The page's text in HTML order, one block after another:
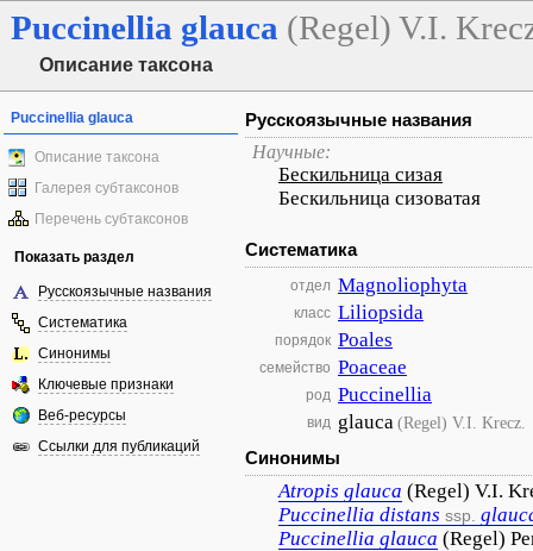
Puccinellia glauca (Regel) V.I.
Описание таксона
Puccinellia glauca
Описание таксона
Галерея субтаксонов
Перечень субтаксонов
Показать раздел
Русскоязычные названия
Систематика
Синонимы
Ключевые признаки
Веб-ресурсы
Ссылки для публикаций
Русскоязычные названия
Научные:
Бескильница сизая
Бескильница сизоватая
Систематика
отдел Magnoliophyta
класс Liliopsida
порядок Poales
семейство Poaceae
род Puccinellia
вид glauca(Regel) V.I. Krecz.
Синонимы
Atropis glauca (Regel) V.I.
Puccinellia distans ssp.
Puccinellia glauca (Regel)